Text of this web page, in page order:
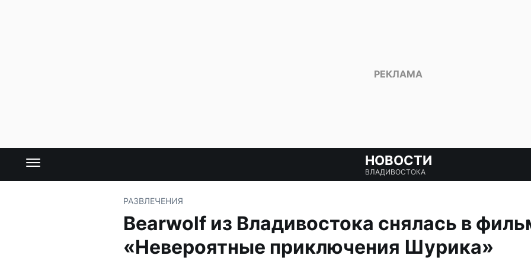
НОВОСТИ
ВЛАДИВОСТОКА
РАЗВЛЕЧЕНИЯ
Bearwolf из Владивостока снялась в
«Невероятные приключения Шурика»